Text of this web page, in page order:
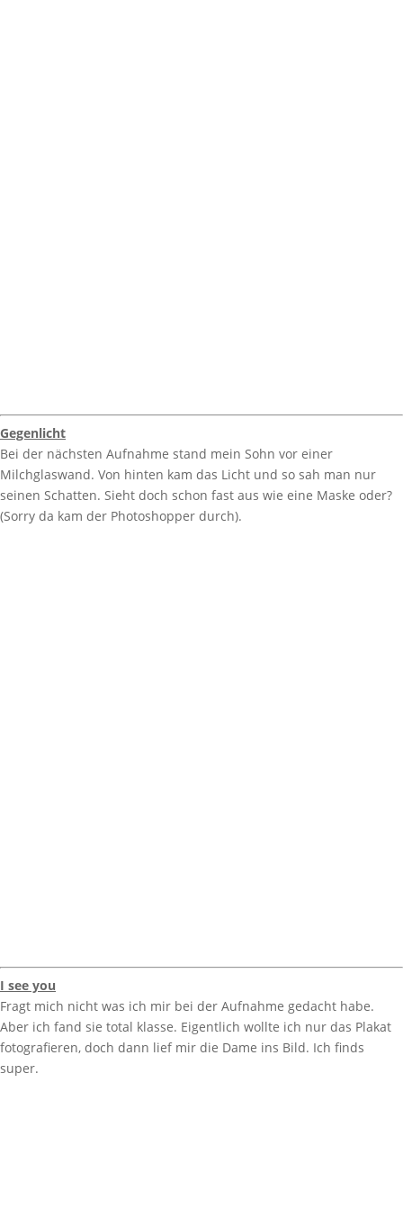
Gegenlicht
Bei der nächsten Aufnahme stand mein Sohn vor einer
Milchglaswand. Von hinten kam das Licht und so sah man nur
seinen Schatten. Sieht doch schon fast aus wie eine Maske oder?
(Sorry da kam der Photoshopper durch).
I see you
Fragt mich nicht was ich mir bei der Aufnahme gedacht habe.
Aber ich fand sie total klasse. Eigentlich wollte ich nur das Plakat
fotografieren, doch dann lief mir die Dame ins Bild. Ich finds
super.